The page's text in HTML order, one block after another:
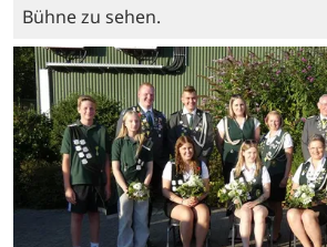
Bühne zu sehen.